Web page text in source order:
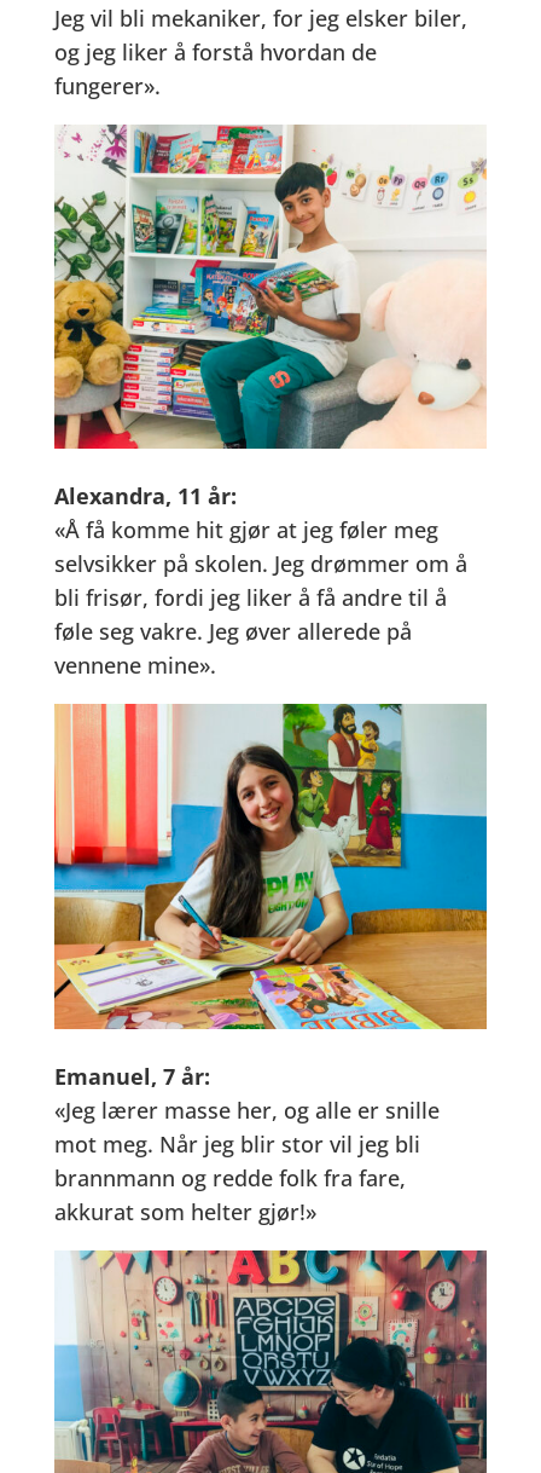
Jeg vil bli mekaniker, for jeg elsker biler,
og jeg liker å forstå hvordan de
fungerer».
Alexandra, 11 år:
«Å få komme hit gjør at jeg føler meg
selvsikker på skolen. Jeg drømmer om å
bli frisør, fordi jeg liker å få andre til å
føle seg vakre. Jeg øver allerede på
vennene mine».
Emanuel, 7 år:
«Jeg lærer masse her, og alle er snille
mot meg. Når jeg blir stor vil jeg bli
brannmann og redde folk fra fare,
akkurat som helter gjør!»